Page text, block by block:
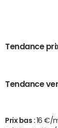
Tendance
Tendance
Prix bas : 16 €/